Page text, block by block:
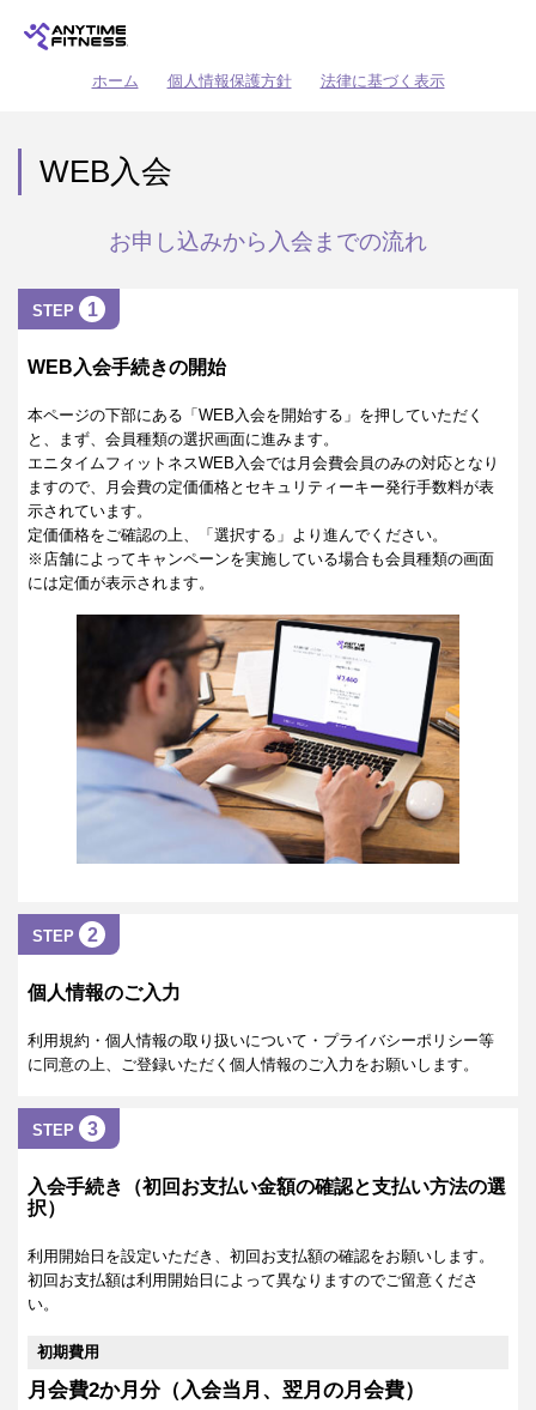
ホーム 個人情報保護方針 法律に基づく表示
WEB入会
お申し込みから入会までの流れ
STEP 1
WEB入会手続きの開始
本ページの下部にある「WEB入会を開始する」を押していただく
と、まず、会員種類の選択画面に進みます。
エニタイムフィットネスWEB入会では月会費会員のみの対応となり
ますので、月会費の定価価格とセキュリティーキー発行手数料が表
示されています。
定価価格をご確認の上、「選択する」より進んでください。
※店舗によってキャンペーンを実施している場合も会員種類の画面
には定価が表示されます。
STEP 2
個人情報のご入力
利用規約・個人情報の取り扱いについて・プライバシーポリシー等
に同意の上、ご登録いただく個人情報のご入力をお願いします。
STEP 3
入会手続き（初回お支払い金額の確認と支払い方法の選
択）
利用開始日を設定いただき、初回お支払額の確認をお願いします。
初回お支払額は利用開始日によって異なりますのでご留意くださ
い。
初期費用
月会費2か月分（入会当月、翌月の月会費）